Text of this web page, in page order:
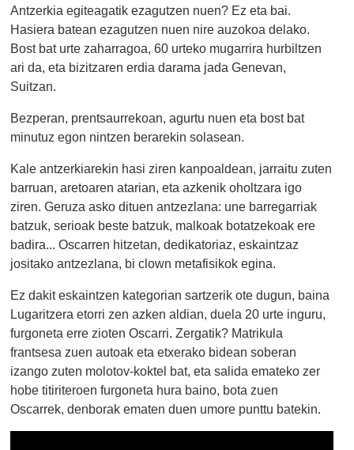
Antzerkia egiteagatik ezagutzen nuen? Ez eta bai.
Hasiera batean ezagutzen nuen nire auzokoa delako.
Bost bat urte zaharragoa, 60 urteko mugarrira hurbiltzen
ari da, eta bizitzaren erdia darama jada Genevan,
Suitzan.
Bezperan, prentsaurrekoan, agurtu nuen eta bost bat
minutuz egon nintzen berarekin solasean.
Kale antzerkiarekin hasi ziren kanpoaldean, jarraitu zuten
barruan, aretoaren atarian, eta azkenik oholtzara igo
ziren. Geruza asko dituen antzezlana: une barregarriak
batzuk, serioak beste batzuk, malkoak botatzekoak ere
badira... Oscarren hitzetan, dedikatoriaz, eskaintzaz
jositako antzezlana, bi clown metafisikok egina.
Ez dakit eskaintzen kategorian sartzerik ote dugun, baina
Lugaritzera etorri zen azken aldian, duela 20 urte inguru,
furgoneta erre zioten Oscarri. Zergatik? Matrikula
frantsesa zuen autoak eta etxerako bidean soberan
izango zuten molotov-koktel bat, eta salida emateko zer
hobe titiriteroen furgoneta hura baino, bota zuen
Oscarrek, denborak ematen duen umore punttu batekin.